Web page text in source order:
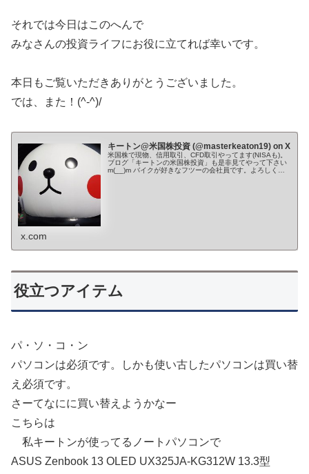
それでは今日はこのへんで
みなさんの投資ライフにお役に立てれば幸いです。
本日もご覧いただきありがとうございました。
では、また！(^-^)/
キートン@米国株投資 (@masterkeaton19) on X
米国株で現物、信用取引、CFD取引やってます(NISAも)。
ブログ「キートンの米国株投資」も是非見てやって下さい
m(__)m バイクが好きなフツーの会社員です。よろしくお
x.com
役立つアイテム
パ・ソ・コ・ン
パソコンは必須です。しかも使い古したパソコンは買い替
え必須です。
さーてなにに買い替えようかなー
こちらは
私キートンが使ってるノートパソコンで
ASUS Zenbook 13 OLED UX325JA-KG312W 13.3型